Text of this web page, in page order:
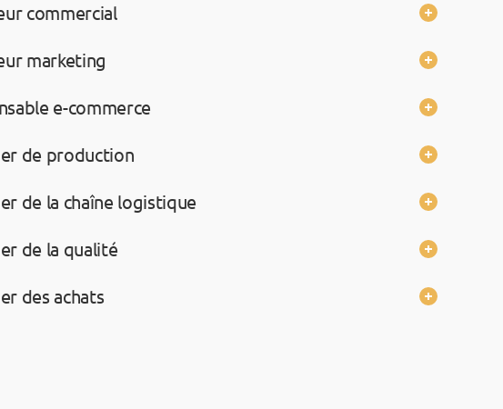
commercial
marketing
e-commerce
de production
de la chaîne logistique
de la qualité
des achats